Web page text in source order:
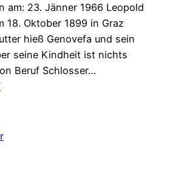
am: 23. Jänner 1966 Leopold
18. Oktober 1899 in Graz
hieß Genovefa und sein
seine Kindheit ist nichts
Beruf Schlosser…